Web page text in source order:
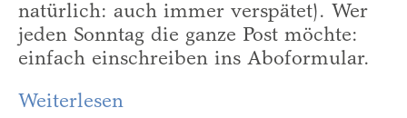
natürlich: auch immer verspätet). Wer
jeden Sonntag die ganze Post möchte:
einfach einschreiben ins Aboformular.
Weiterlesen